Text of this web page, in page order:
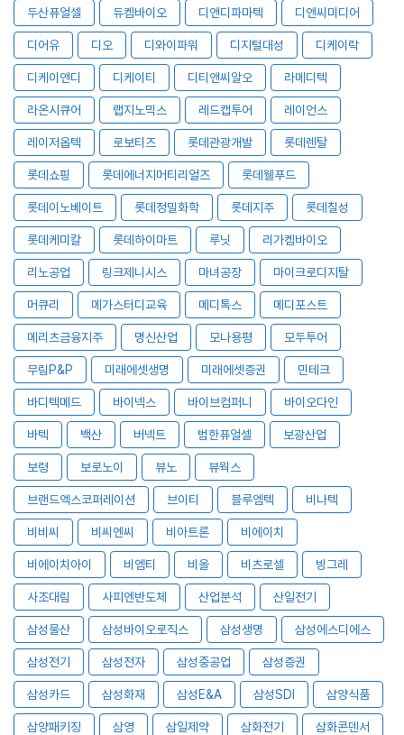
두산퓨얼셀 듀켐바이오 디앤디파마텍 디앤씨미디어
디어유 디오 디와이파워 디지털대성 디케이락
디케이앤디 디케이티 디티앤씨알오 라메디텍
라온시큐어 랩지노믹스 레드캡투어 레이언스
레이저옵텍 로보티즈 롯데관광개발 롯데렌탈
롯데쇼핑 롯데에너지머티리얼즈 롯데웰푸드
롯데이노베이트 롯데정밀화학 롯데지주 롯데칠성
롯데케미칼 롯데하이마트 루닛 리가켐바이오
리노공업 링크제니시스 마녀공장 마이크로디지탈
머큐리 메가스터디교육 메디톡스 메디포스트
메리츠금융지주 명신산업 모나용평 모두투어
무림P&P 미래에셋생명 미래에셋증권 민테크
바디텍메드 바이넥스 바이브컴퍼니 바이오다인
바텍 백산 버넥트 범한퓨얼셀 보광산업
보령 보로노이 뷰노 뷰웍스
브랜드엑스코퍼레이션 브이티 블루엠텍 비나텍
비비씨 비씨엔씨 비아트론 비에이치
비에이치아이 비엠티 비올 비츠로셀 빙그레
사조대림 사피엔반도체 산업분석 산일전기
삼성물산 삼성바이오로직스 삼성생명 삼성에스디에스
삼성전기 삼성전자 삼성중공업 삼성증권
삼성카드 삼성화재 삼성E&A 삼성SDI 삼양식품
삼양패키징 삼영 삼일제약 삼화전기 삼화콘덴서